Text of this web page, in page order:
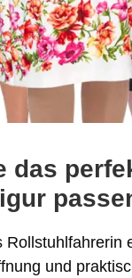
das
und